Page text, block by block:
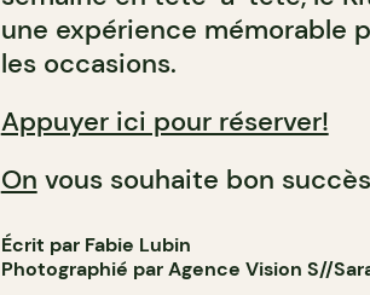
une expérience mémorable
les occasions.
Appuyer ici pour réserver!
On vous souhaite bon
Écrit par Fabie Lubin
Photographié par Agence Vision S//